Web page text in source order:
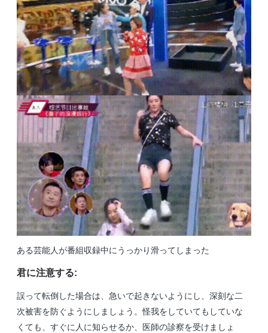
ある芸能人が番組収録中にうっかり滑ってしまった
君に注意する:
誤って転倒した場合は、急いで起きないようにし、深刻な二
次被害を防ぐようにしましょう。怪我をしていてもしていな
くても、すぐに人に知らせるか、医師の診察を受けましょ